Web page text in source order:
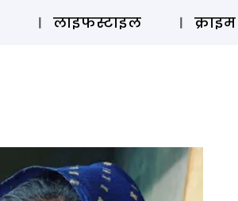
लाइफस्टाइल क्राइम